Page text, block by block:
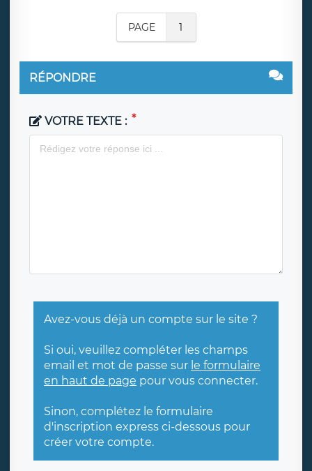
PAGE 1
RÉPONDRE
VOTRE TEXTE :
Avez-vous déjà un compte sur le site ?
Si oui, veuillez compléter les champs
email et mot de passe sur le formulaire
en haut de page pour vous connecter.
Sinon, complétez le formulaire
d'inscription express ci-dessous pour
créer votre compte.